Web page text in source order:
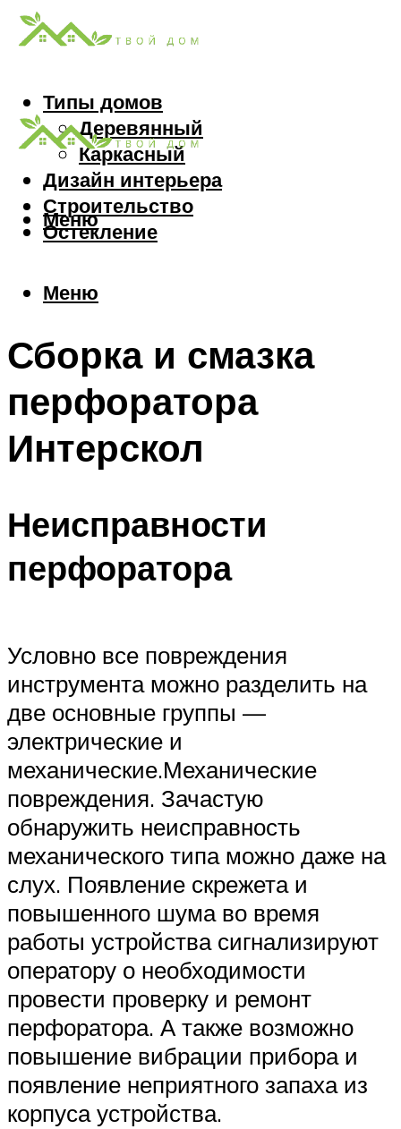
Типы домов
Деревянный
Каркасный
Дизайн интерьера
Строительство
Остекление
Меню
Меню
Сборка и смазка
перфоратора
Интерскол
Неисправности
перфоратора
Условно все повреждения
инструмента можно разделить на
две основные группы —
электрические и
механические.Механические
повреждения. Зачастую
обнаружить неисправность
механического типа можно даже на
слух. Появление скрежета и
повышенного шума во время
работы устройства сигнализируют
оператору о необходимости
провести проверку и ремонт
перфоратора. А также возможно
повышение вибрации прибора и
появление неприятного запаха из
корпуса устройства.